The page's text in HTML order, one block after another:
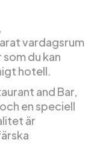
vardagsrum
du kan
hotell.
and Bar,
en speciell
är